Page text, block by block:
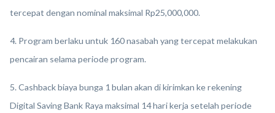
tercepat dengan nominal maksimal Rp25,000,000.
4. Program berlaku untuk 160 nasabah yang tercepat melakukan
pencairan selama periode program.
5. Cashback biaya bunga 1 bulan akan di kirimkan ke rekening
Digital Saving Bank Raya maksimal 14 hari kerja setelah periode